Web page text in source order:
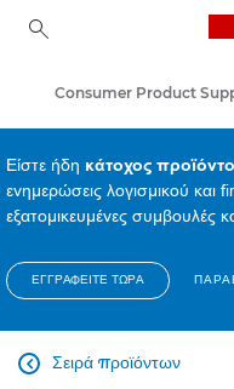
Consumer Product
Είστε ήδη κάτοχος
ενημερώσεις λογισμικού και
εξατομικευμένες συμβουλές
ΕΓΓΡΑΦΕΊΤΕ ΤΏΡΑ
Σειρά προϊόντων
